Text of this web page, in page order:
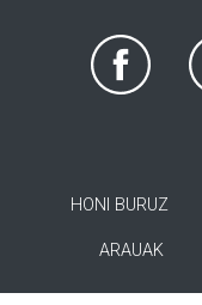
HONI BURUZ
ARAUAK